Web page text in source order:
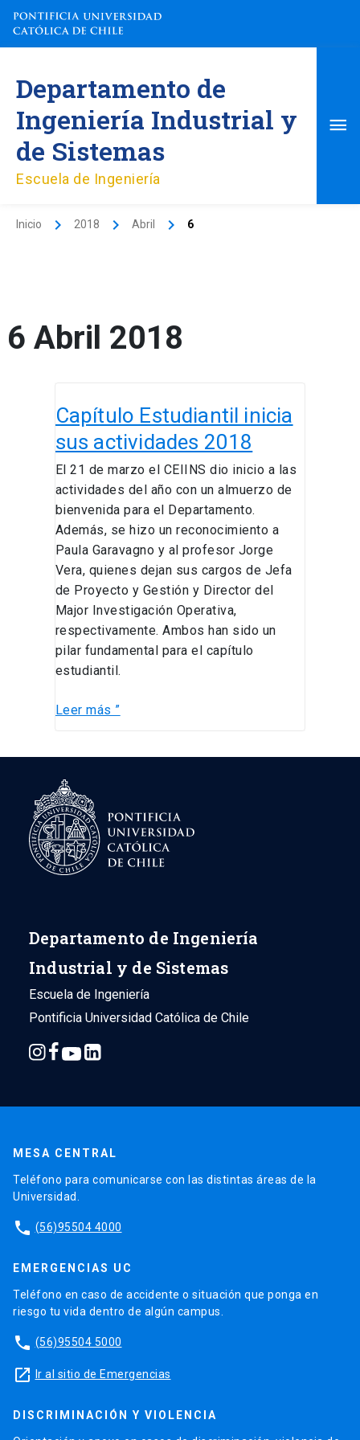
contenido
Departamento de
Ingeniería Industrial y
de Sistemas
Escuela de Ingeniería
Inicio 2018 Abril 6
6 Abril 2018
Capítulo Estudiantil inicia
sus actividades 2018
El 21 de marzo el CEIINS dio inicio a las
actividades del año con un almuerzo de
bienvenida para el Departamento.
Además, se hizo un reconocimiento a
Paula Garavagno y al profesor Jorge
Vera, quienes dejan sus cargos de Jefa
de Proyecto y Gestión y Director del
Major Investigación Operativa,
respectivamente. Ambos han sido un
pilar fundamental para el capítulo
estudiantil.
Estudiantil
sus
actividades
2018
Leer más ”
Departamento de Ingeniería
Industrial y de Sistemas
Escuela de Ingeniería
Pontificia Universidad Católica de Chile
MESA CENTRAL
Teléfono para comunicarse con las distintas áreas de la
Universidad.
phone (56)95504 4000
EMERGENCIAS UC
Teléfono en caso de accidente o situación que ponga en
riesgo tu vida dentro de algún campus.
phone (56)95504 5000
launch Ir al sitio de Emergencias
DISCRIMINACIÓN Y VIOLENCIA